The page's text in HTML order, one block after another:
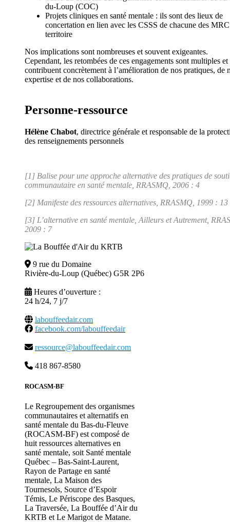
du-Loup (COC)
Projets cliniques en santé mentale : ils sont des lieux de
concertation en lien avec les CSSS de chacune des
territoire
Nos implications sont nombreuses et souvent exigeantes.
Cependant, les retombées de ces engagements sont multiples et
contribuent concrètement à l’amélioration de nos pratiques, de
expertise et de nos collaborations.
Personne-ressource
Hélène Chabot, directrice générale et responsable de la
des renseignements personnels
[1] Balise pour une approche alternative des pratiques de
communautaire en santé mentale, RRASMQ, 2006 : 4
[2] Manifeste des ressources alternatives, RRASMQ, 1999 : 13
[3] L’alternative en santé mentale, Ailleurs et Autrement,
2009 : 7
9 rue du Domaine
Rivière-du-Loup (Québec) G5R 2P6
Heures d’ouverture :
24 h/24, 7 j/7
labouffeedair.com
facebook.com/labouffeedair
ressource@labouffeedair.com
418 867-8580
ROCASM-BF
Le Regroupement des organismes
communautaires et alternatifs en
santé mentale du Bas-du-Fleuve
(ROCASM-BF) est composé de
huit ressources alternatives en
santé mentale, soit Santé mentale
Québec – Bas-Saint-Laurent,
Rayon de Partage en santé
mentale, La Maison des
Tournesols, Source d’Espoir
Témis, Le Périscope des Basques,
La Traversée, La Bouffée d’Air du
KRTB et Le Marigot de Matane.